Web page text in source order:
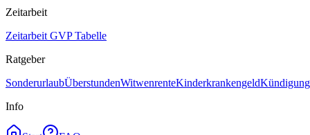
Zeitarbeit
Zeitarbeit GVP Tabelle
Ratgeber
SonderurlaubÜberstundenWitwenrenteKinderkrankengeld
Info